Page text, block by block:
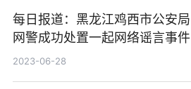
每日报道：黑龙江鸡西市公安局
网警成功处置一起网络谣言事件
2023-06-28